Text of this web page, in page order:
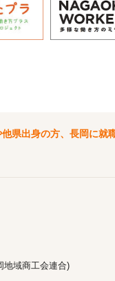
県出身の方、長岡に
地域商工会連合)